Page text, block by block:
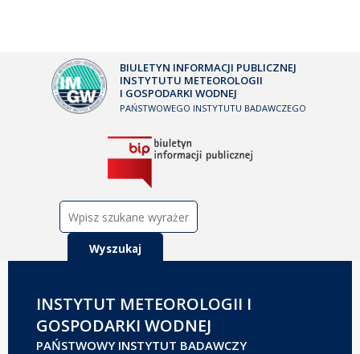
BIULETYN INFORMACJI PUBLICZNEJ
INSTYTUTU METEOROLOGII
I GOSPODARKI WODNEJ
PAŃSTWOWEGO INSTYTUTU BADAWCZEGO
INSTYTUT METEOROLOGII I
GOSPODARKI WODNEJ
PAŃSTWOWY INSTYTUT BADAWCZY